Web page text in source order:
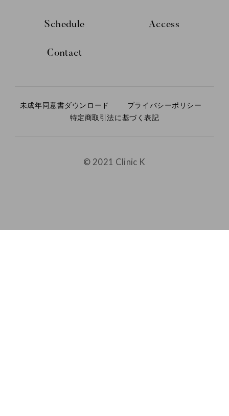
Schedule Access
Contact
未成年同意書ダウンロード
プライバシーポリシー
特定商取引法に基づく表記
© 2021 Clinic K